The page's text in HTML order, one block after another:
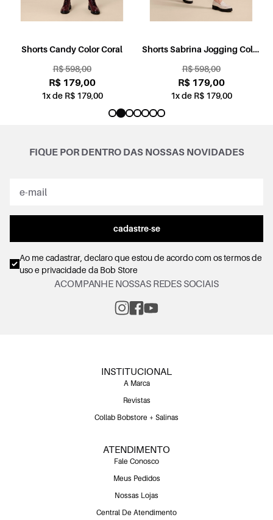
Shorts Candy Color Coral
R$ 598,00
R$ 179,00
1x de R$ 179,00
Shorts Sabrina Jogging Color
R$ 598,00
R$ 179,00
1x de R$ 179,00
FIQUE POR DENTRO DAS NOSSAS NOVIDADES
cadastre-se
Ao me cadastrar, declaro que estou de acordo com ostermos de
uso e privacidadeda Bob Store
ACOMPANHE NOSSAS REDES SOCIAIS
INSTITUCIONAL
A Marca
Revistas
Collab Bobstore + Salinas
ATENDIMENTO
Fale Conosco
Meus Pedidos
Nossas Lojas
Central De Atendimento